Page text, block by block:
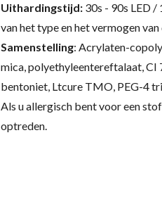
Uithardingstijd: 30s - 90s LED /
van het type en het vermogen van
Samenstelling: Acrylaten-
mica, polyethyleentereftalaat, CI
bentoniet, Ltcure TMO, PEG-4
Als u allergisch bent voor een
optreden.